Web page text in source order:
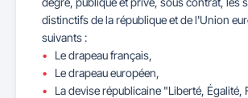
distinctifs de la république et de l'Union
suivants :
Le drapeau français,
Le drapeau européen,
La devise républicaine "Liberté, Égalité,